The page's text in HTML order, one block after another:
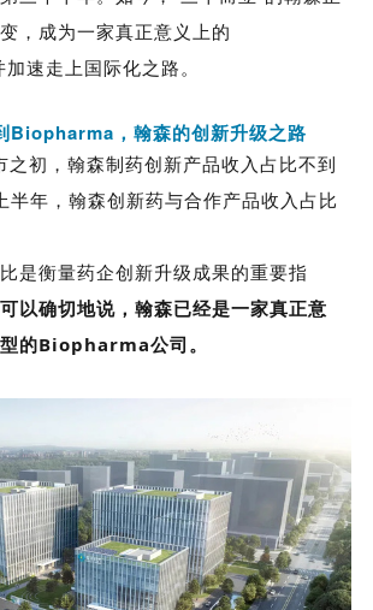
，成为一家真正意义上的
加速走上国际化之路。
Biopharma，翰森的创新升级之路
之初，翰森制药创新产品收入占比不到
半年，翰森创新药与合作产品收入占比
是衡量药企创新升级成果的重要指
以确切地说，翰森已经是一家真正意
的Biopharma公司。